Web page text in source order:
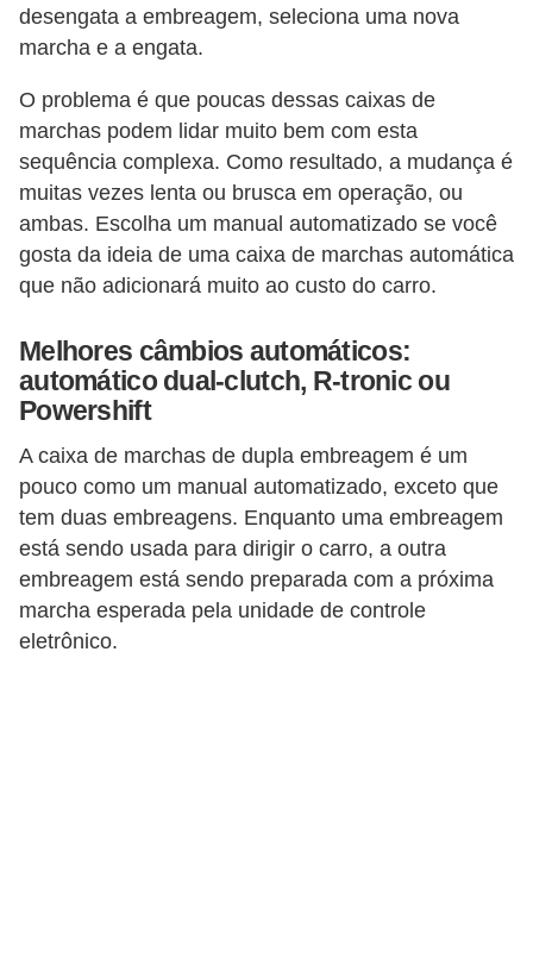
desengata a embreagem, seleciona uma nova
marcha e a engata.
O problema é que poucas dessas caixas de
marchas podem lidar muito bem com esta
sequência complexa. Como resultado, a mudança é
muitas vezes lenta ou brusca em operação, ou
ambas. Escolha um manual automatizado se você
gosta da ideia de uma caixa de marchas automática
que não adicionará muito ao custo do carro.
Melhores câmbios automáticos:
automático dual-clutch, R-tronic ou
Powershift
A caixa de marchas de dupla embreagem é um
pouco como um manual automatizado, exceto que
tem duas embreagens. Enquanto uma embreagem
está sendo usada para dirigir o carro, a outra
embreagem está sendo preparada com a próxima
marcha esperada pela unidade de controle
eletrônico.
s
t
r
â
n
s
i
o
M
o
t
o
s
e
s